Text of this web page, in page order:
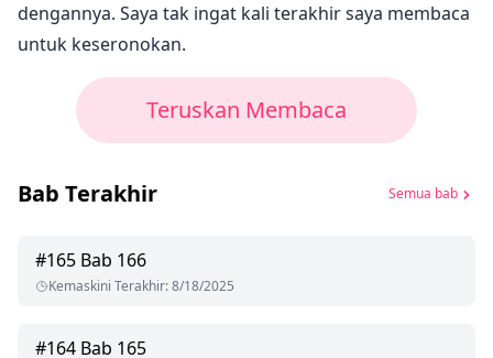
dengannya. Saya tak ingat kali terakhir saya membaca
untuk keseronokan.
Teruskan Membaca
Bab Terakhir Semua bab
#165 Bab 166
Kemaskini Terakhir:8/18/2025
#164 Bab 165